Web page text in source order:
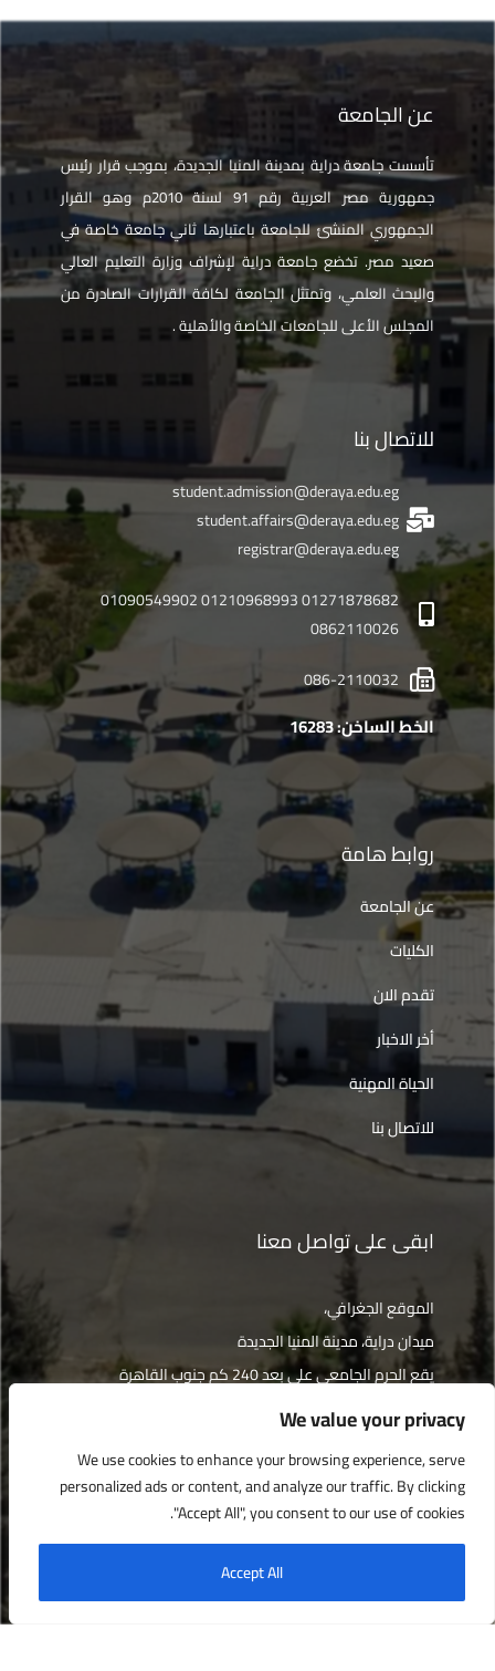
We value your privacy
We use cookies to enhance your browsing experience, serve
personalized ads or content, and analyze our traffic. By clicking
"Accept All", you consent to our use of cookies.
Accept All
عن الجامعة
تأسست جامعة دراية بمدينة المنيا الجديدة، بموجب قرار رئيس
جمهورية مصر العربية رقم 91 لسنة 2010م وهو القرار
الجمهوري المنشئ للجامعة باعتبارها ثاني جامعة خاصة في
صعيد مصر. تخضع جامعة دراية لإشراف وزارة التعليم العالي
والبحث العلمي، وتمتثل الجامعة لكافة القرارات الصادرة من
المجلس الأعلى للجامعات الخاصة والأهلية .
للاتصال بنا
student.admission@deraya.edu.eg
student.affairs@deraya.edu.eg
registrar@deraya.edu.eg
01271878682 01210968993 01090549902
0862110026
086-2110032
الخط الساخن: 16283
روابط هامة
عن الجامعة
الكليات
تقدم الان
أخر الاخبار
الحياة المهنية
للاتصال بنا
ابقى على تواصل معنا
الموقع الجغرافي،
ميدان دراية، مدينة المنيا الجديدة
يقع الحرم الجامعي على بعد 240 كم جنوب القاهرة
الإتجاهات
جميع الحقوق محفوظة © جامعة دراية 2022